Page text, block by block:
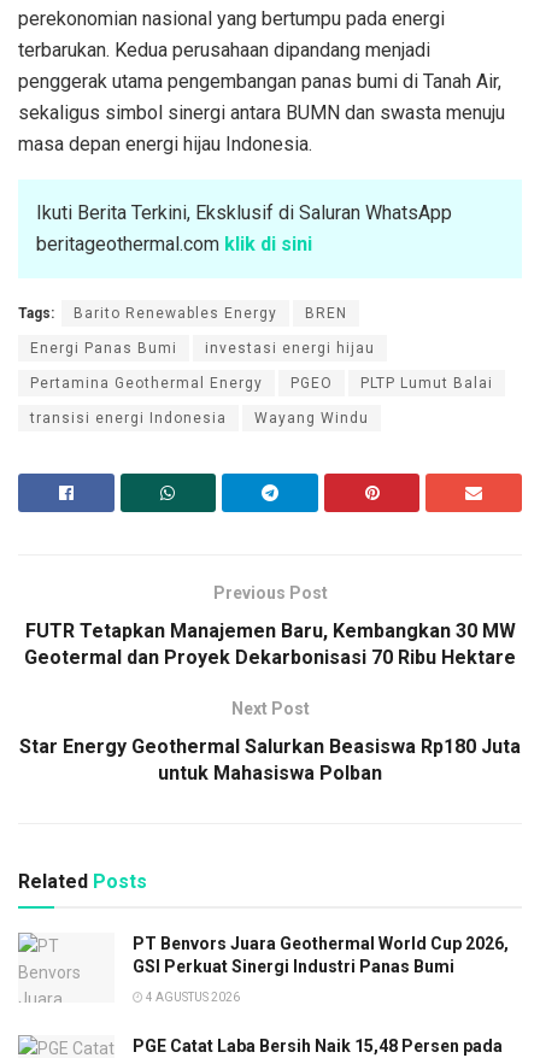
perekonomian nasional yang bertumpu pada energi
terbarukan. Kedua perusahaan dipandang menjadi
penggerak utama pengembangan panas bumi di Tanah Air,
sekaligus simbol sinergi antara BUMN dan swasta menuju
masa depan energi hijau Indonesia.
Ikuti Berita Terkini, Eksklusif di Saluran WhatsApp
beritageothermal.com klik di sini
Tags: Barito Renewables Energy BREN
Energi Panas Bumi investasi energi hijau
Pertamina Geothermal Energy PGEO PLTP Lumut Balai
transisi energi Indonesia Wayang Windu
Previous Post
FUTR Tetapkan Manajemen Baru, Kembangkan 30 MW
Geotermal dan Proyek Dekarbonisasi 70 Ribu Hektare
Next Post
Star Energy Geothermal Salurkan Beasiswa Rp180 Juta
untuk Mahasiswa Polban
Related Posts
PT Benvors Juara Geothermal World Cup 2026,
GSI Perkuat Sinergi Industri Panas Bumi
4 AGUSTUS 2026
PGE Catat Laba Bersih Naik 15,48 Persen pada